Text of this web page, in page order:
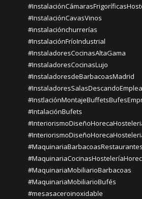
#InstalaciónCavasVinos
#instalaciónchurrerías
#InstalaciónFríoIndustrial
#InstaladoresCocinasAltaGama
#InstaladoresCocinasLujo
#InstaladoresdeBarbacoasMadrid
#IntalaciónBufets
#MaquinariaBarbacoasRestaurantes
#MaquinariaMobiliarioBarbacoas
#MaquinariaMobiliarioBufés
#mesasaceroinoxidable